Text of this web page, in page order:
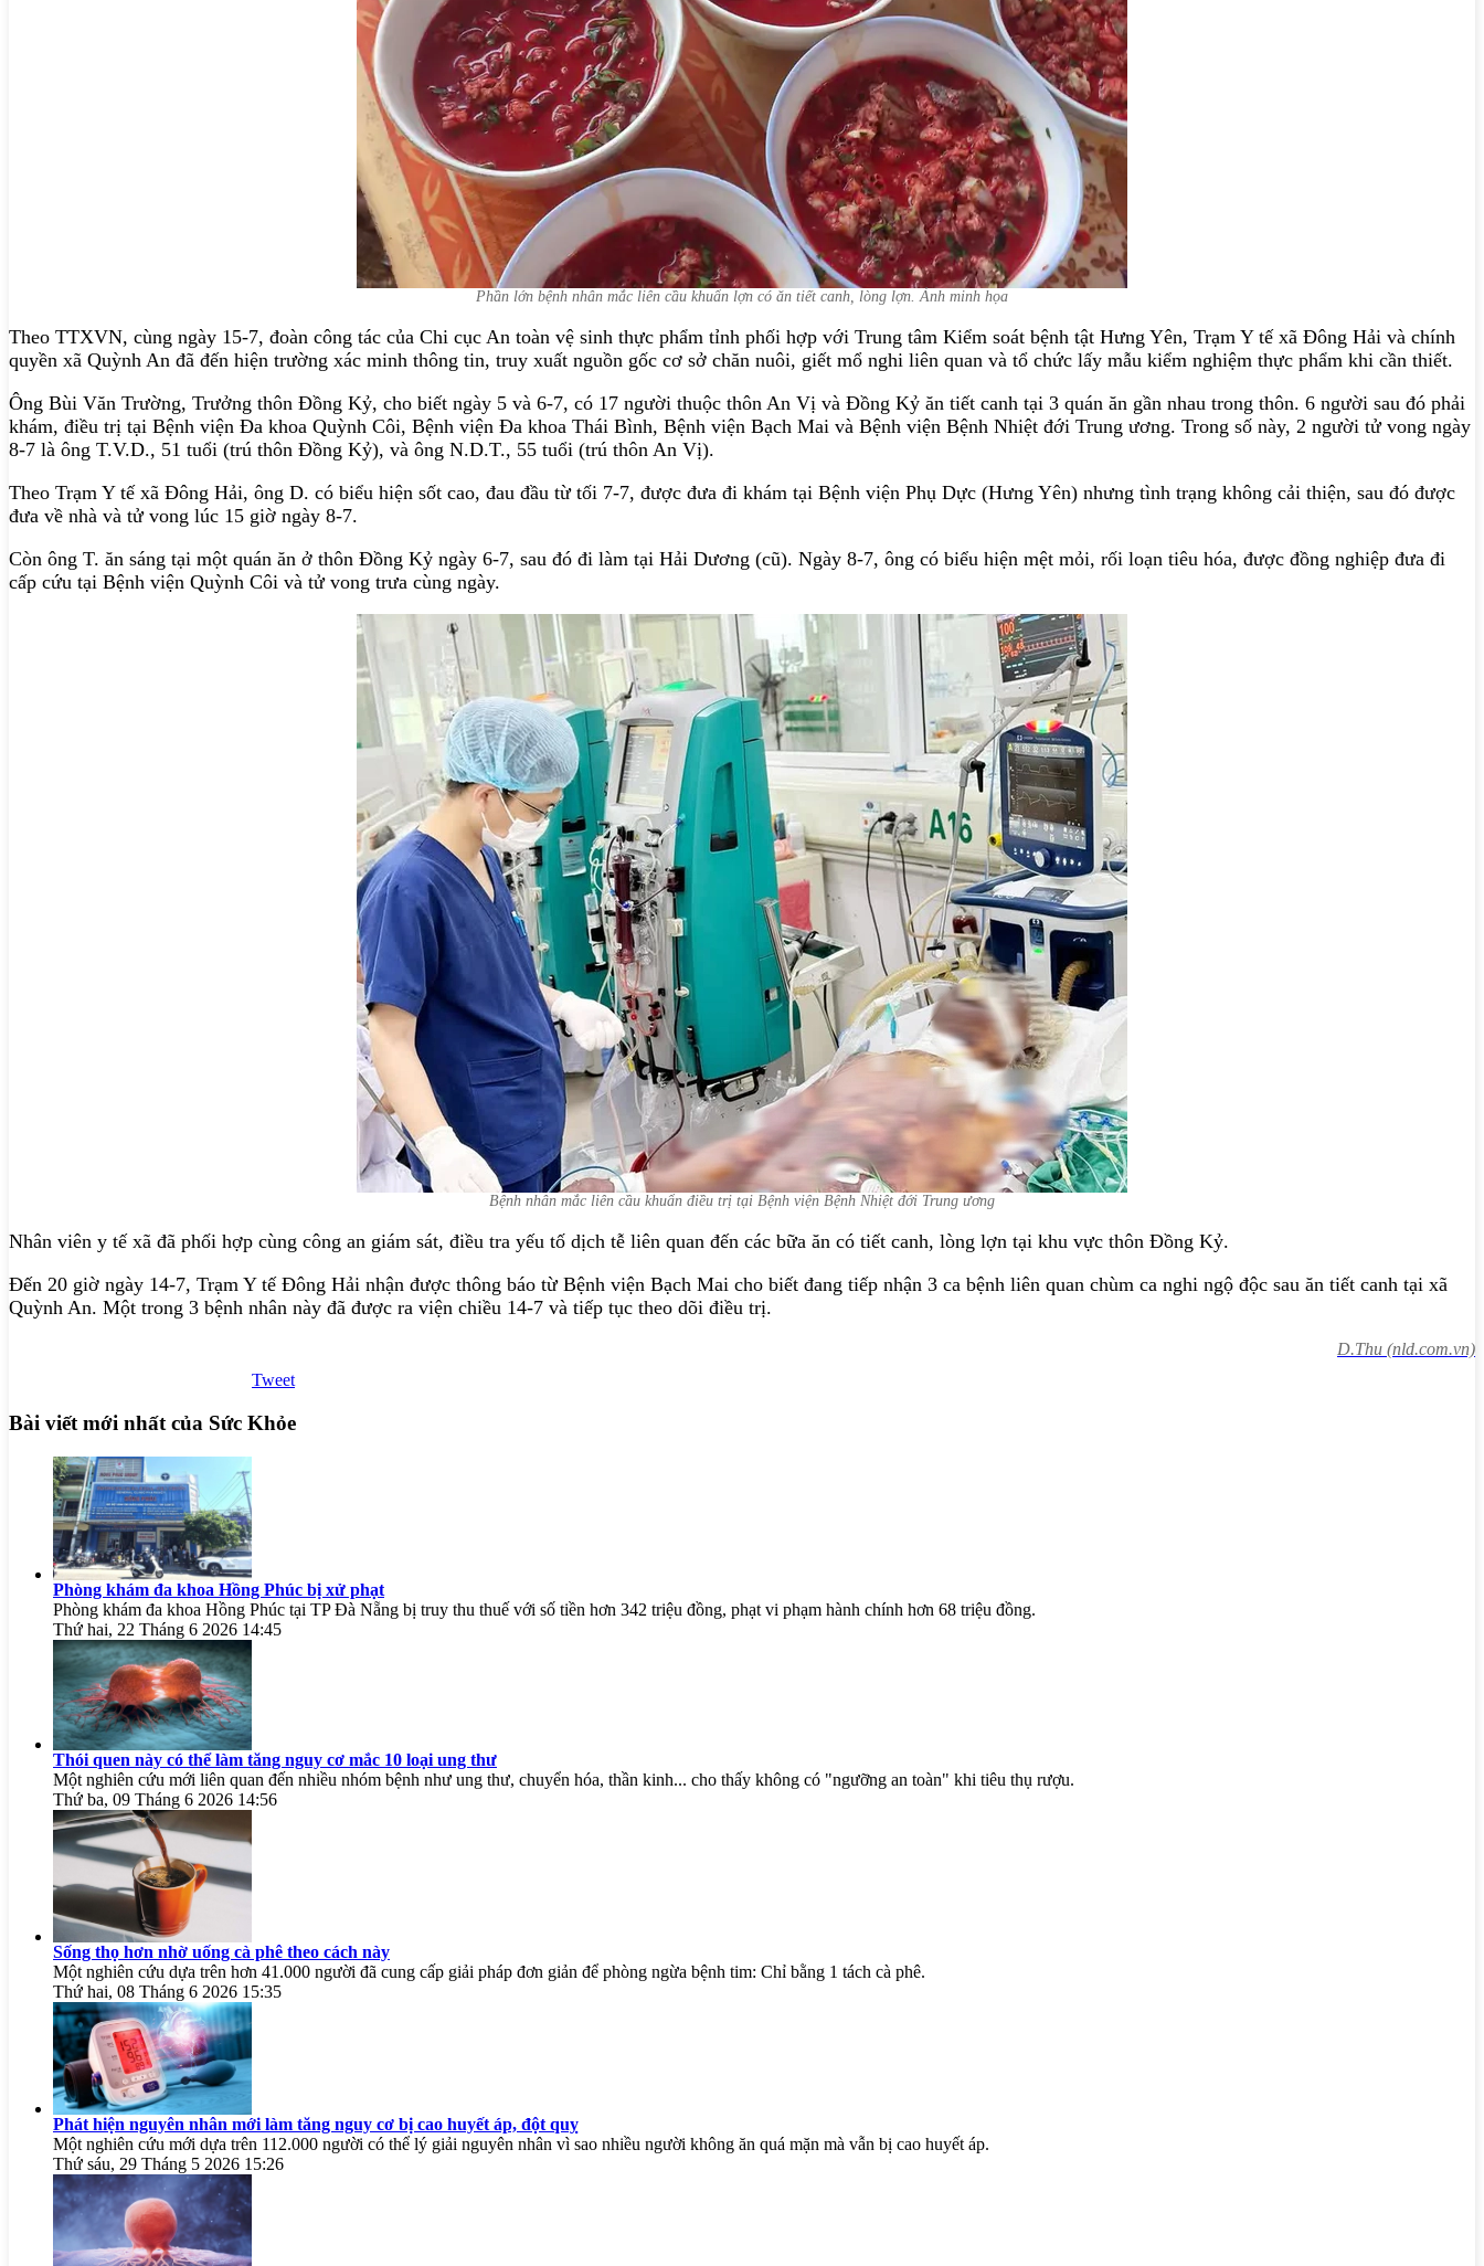
Phần lớn bệnh nhân mắc liên cầu khuẩn lợn có ăn tiết canh, lòng lợn. Ảnh minh họa
Theo TTXVN, cùng ngày 15-7, đoàn công tác của Chi cục An toàn vệ sinh thực phẩm tỉnh phối hợp với Trung tâm Kiểm soát bệnh tật Hưng Yên, Trạm Y tế xã Đông Hải và chính
quyền xã Quỳnh An đã đến hiện trường xác minh thông tin, truy xuất nguồn gốc cơ sở chăn nuôi, giết mổ nghi liên quan và tổ chức lấy mẫu kiểm nghiệm thực phẩm khi cần thiết.
Ông Bùi Văn Trường, Trưởng thôn Đồng Kỷ, cho biết ngày 5 và 6-7, có 17 người thuộc thôn An Vị và Đồng Kỷ ăn tiết canh tại 3 quán ăn gần nhau trong thôn. 6 người sau đó phải
khám, điều trị tại Bệnh viện Đa khoa Quỳnh Côi, Bệnh viện Đa khoa Thái Bình, Bệnh viện Bạch Mai và Bệnh viện Bệnh Nhiệt đới Trung ương. Trong số này, 2 người tử vong ngày
8-7 là ông T.V.D., 51 tuổi (trú thôn Đồng Kỷ), và ông N.D.T., 55 tuổi (trú thôn An Vị).
Theo Trạm Y tế xã Đông Hải, ông D. có biểu hiện sốt cao, đau đầu từ tối 7-7, được đưa đi khám tại Bệnh viện Phụ Dực (Hưng Yên) nhưng tình trạng không cải thiện, sau đó được
đưa về nhà và tử vong lúc 15 giờ ngày 8-7.
Còn ông T. ăn sáng tại một quán ăn ở thôn Đồng Kỷ ngày 6-7, sau đó đi làm tại Hải Dương (cũ). Ngày 8-7, ông có biểu hiện mệt mỏi, rối loạn tiêu hóa, được đồng nghiệp đưa đi
cấp cứu tại Bệnh viện Quỳnh Côi và tử vong trưa cùng ngày.
Bệnh nhân mắc liên cầu khuẩn điều trị tại Bệnh viện Bệnh Nhiệt đới Trung ương
Nhân viên y tế xã đã phối hợp cùng công an giám sát, điều tra yếu tố dịch tễ liên quan đến các bữa ăn có tiết canh, lòng lợn tại khu vực thôn Đồng Kỷ.
Đến 20 giờ ngày 14-7, Trạm Y tế Đông Hải nhận được thông báo từ Bệnh viện Bạch Mai cho biết đang tiếp nhận 3 ca bệnh liên quan chùm ca nghi ngộ độc sau ăn tiết canh tại xã
Quỳnh An. Một trong 3 bệnh nhân này đã được ra viện chiều 14-7 và tiếp tục theo dõi điều trị.
D.Thu (nld.com.vn)
Tweet
Bài viết mới nhất của Sức Khỏe
Phòng khám đa khoa Hồng Phúc bị xử phạt
Phòng khám đa khoa Hồng Phúc tại TP Đà Nẵng bị truy thu thuế với số tiền hơn 342 triệu đồng, phạt vi phạm hành chính hơn 68 triệu đồng.
Thứ hai, 22 Tháng 6 2026 14:45
Thói quen này có thể làm tăng nguy cơ mắc 10 loại ung thư
Một nghiên cứu mới liên quan đến nhiều nhóm bệnh như ung thư, chuyển hóa, thần kinh... cho thấy không có "ngưỡng an toàn" khi tiêu thụ rượu.
Thứ ba, 09 Tháng 6 2026 14:56
Sống thọ hơn nhờ uống cà phê theo cách này
Một nghiên cứu dựa trên hơn 41.000 người đã cung cấp giải pháp đơn giản để phòng ngừa bệnh tim: Chỉ bằng 1 tách cà phê.
Thứ hai, 08 Tháng 6 2026 15:35
Phát hiện nguyên nhân mới làm tăng nguy cơ bị cao huyết áp, đột quỵ
Một nghiên cứu mới dựa trên 112.000 người có thể lý giải nguyên nhân vì sao nhiều người không ăn quá mặn mà vẫn bị cao huyết áp.
Thứ sáu, 29 Tháng 5 2026 15:26